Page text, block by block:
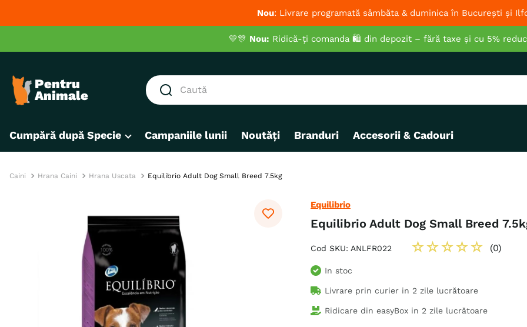
Nou: Livrare programată sâmbăta & duminica în București și
💛🎊 Nou: Ridică-ți comanda 🛍️ din depozit – fără taxe și cu 5%
Caută
1. hrana umeda pisici
3. hrana uscata pisici
5. brit
hrana uscata câini
hypoallergenic
8 . acana
brit caini
10. recompense caini
Cumpără după Specie Campaniile lunii Noutăți Branduri Accesorii & Cadouri
Caini Hrana Caini Hrana Uscata Equilibrio Adult Dog Small Breed 7.5kg
Equilibrio
Equilibrio Adult Dog Small Breed
Cod SKU: ANLFR022 ☆☆☆☆☆ (0)
In stoc
Livrare prin curier in 2 zile lucrătoare
Ridicare din easyBox in 2 zile lucrătoare